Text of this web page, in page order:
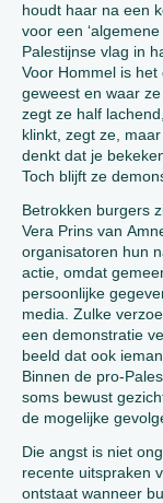
houdt haar na een
voor een
Palestijnse vlag in
Voor Hommel is
geweest en waar ze
zegt ze half
klinkt, zegt ze,
denkt dat je
Toch blijft ze
Betrokken burgers
Vera Prins van
organisatoren hun
actie, omdat
persoonlijke
media. Zulke
een demonstratie
beeld dat ook
Binnen de pro-
soms bewust
de mogelijke
Die angst is niet
recente uitspraken
ontstaat wanneer